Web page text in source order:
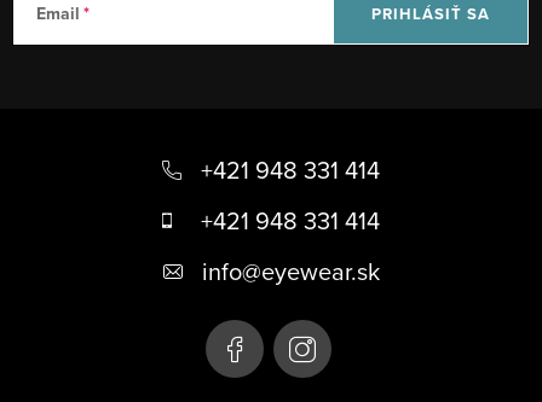
Email PRIHLÁSIŤ SA
+421 948 331 414
+421 948 331 414
info@eyewear.sk